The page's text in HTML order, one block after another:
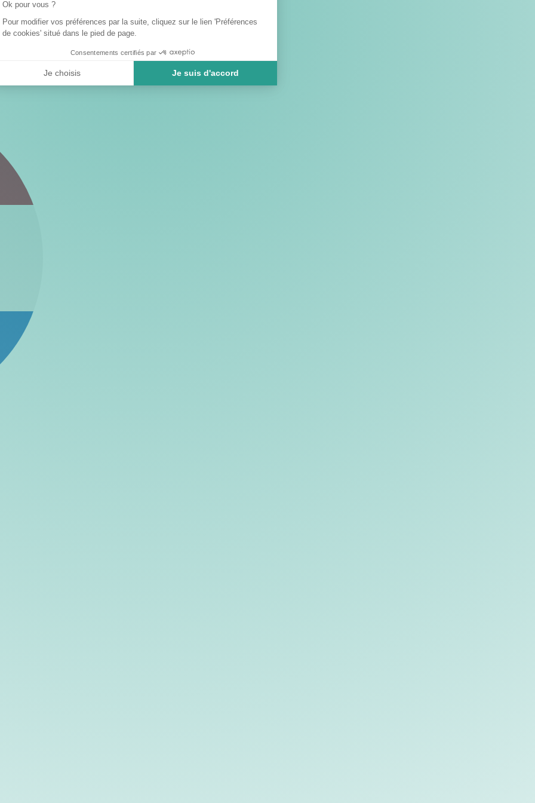
Ok pour vous ?
Pour modifier vos préférences par la suite, cliquez sur le lien 'Préférences
de cookies' situé dans le pied de page.
Consentements certifiés par
Je choisis Je suis d'accord